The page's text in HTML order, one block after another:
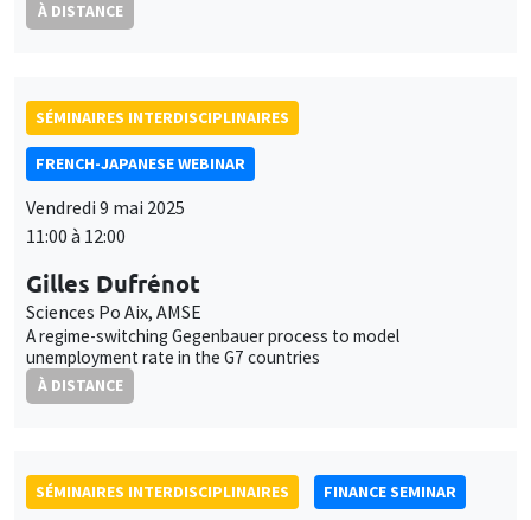
À DISTANCE
SÉMINAIRES INTERDISCIPLINAIRES
FRENCH-JAPANESE WEBINAR
Vendredi 9 mai 2025
11:00 à 12:00
Gilles Dufrénot
Sciences Po Aix, AMSE
A regime-switching Gegenbauer process to model
unemployment rate in the G7 countries
À DISTANCE
SÉMINAIRES INTERDISCIPLINAIRES
FINANCE SEMINAR